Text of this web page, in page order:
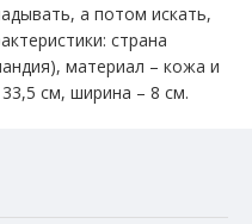
а потом искать,
страна
материал – кожа и
см, ширина – 8 см.